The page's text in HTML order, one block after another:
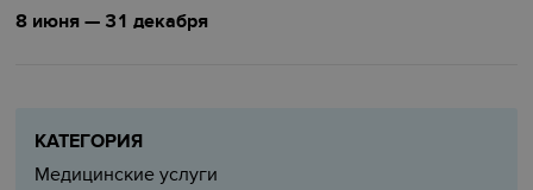
8 июня — 31 декабря
КАТЕГОРИЯ
Медицинские услуги